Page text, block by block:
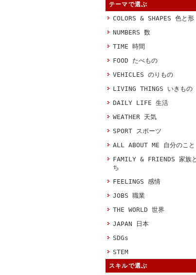
テーマで選ぶ
COLORS & SHAPES 色と形
NUMBERS 数
TIME 時間
FOOD たべもの
VEHICLES のりもの
LIVING THINGS いきもの
DAILY LIFE 生活
WEATHER 天気
SPORT スポーツ
ALL ABOUT ME 自分のこと
FAMILY & FRIENDS 家族
ち
FEELINGS 感情
JOBS 職業
THE WORLD 世界
JAPAN 日本
SDGs
STEM
スキルで選ぶ